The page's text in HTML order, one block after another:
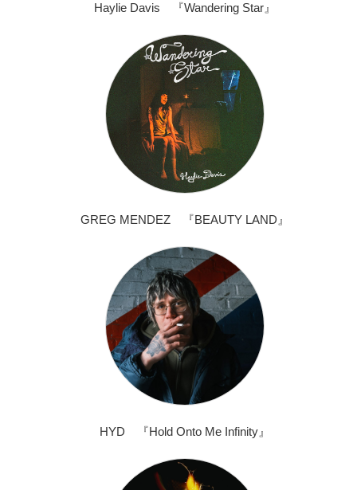
Haylie Davis 『Wandering Star』
GREG MENDEZ 『BEAUTY LAND』
HYD 『Hold Onto Me Infinity』